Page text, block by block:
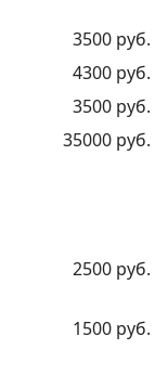
3500 руб.
4300 руб.
3500 руб.
35000 руб.
2500 руб.
1500 руб.